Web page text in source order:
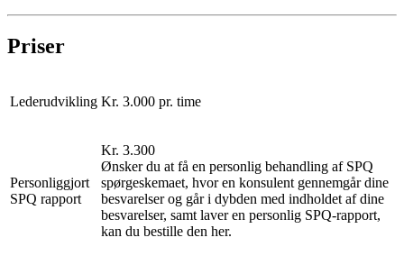
Priser
Lederudvikling Kr. 3.000 pr. time
Personliggjort
SPQ rapport
Kr. 3.300
Ønsker du at få en personlig behandling af SPQ
spørgeskemaet, hvor en konsulent gennemgår dine
besvarelser og går i dybden med indholdet af dine
besvarelser, samt laver en personlig SPQ-rapport,
kan du bestille den her.